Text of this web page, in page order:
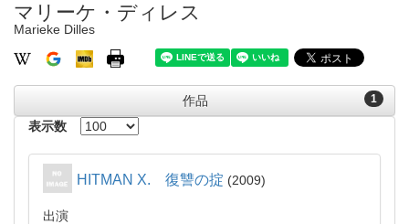
マリーケ・ディレス
Marieke Dilles
1
作品
表示数
HITMAN X. 復讐の掟 2009
出演